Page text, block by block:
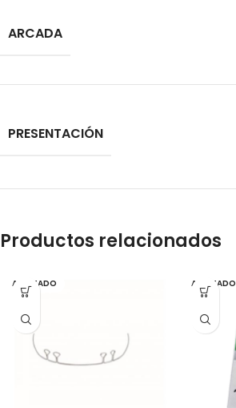
ARCADA
PRESENTACIÓN
Productos relacionados
AGOTADO AGOTADO